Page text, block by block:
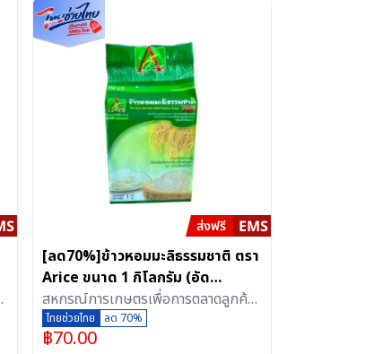
[ลด70%]ข้าวหอมมะลิธรรมชาติ ตรา
Arice ขนาด 1 กิโลกรัม (อัด
สุญญากาศ)
สหกรณ์การเกษตรเพื่อการตลาดลูกค้า
ธ.ก.ส.สุรินทร์ จำกัด
ไทยช่วยไทย ลด 70%
฿70.00